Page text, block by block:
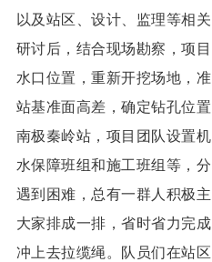
以及站区、设计、监理等相
研讨后，结合现场勘察，项
水口位置，重新开挖场地，
站基准面高差，确定钻孔位
南极秦岭站，项目团队设置
水保障班组和施工班组等，
遇到困难，总有一群人积极
大家排成一排，省时省力完
冲上去拉缆绳。队员们在站